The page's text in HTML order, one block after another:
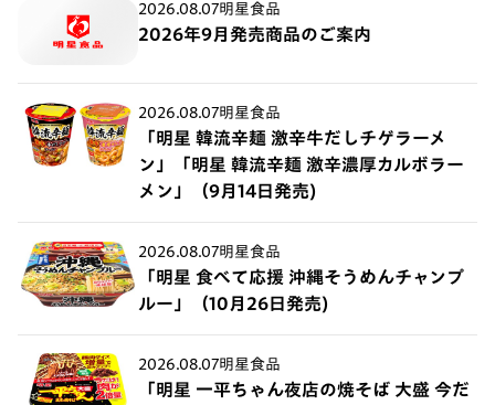
2026.08.07明星食品
2026年9月発売商品のご案内
2026.08.07明星食品
「明星 韓流辛麺 激辛牛だしチゲラーメ
ン」「明星 韓流辛麺 激辛濃厚カルボラー
メン」（9月14日発売)
2026.08.07明星食品
「明星 食べて応援 沖縄そうめんチャンプ
ルー」（10月26日発売)
2026.08.07明星食品
「明星 一平ちゃん夜店の焼そば 大盛 今だ